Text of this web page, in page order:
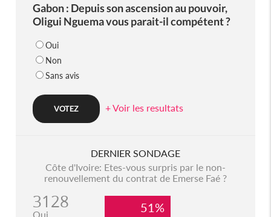
Gabon : Depuis son ascension au pouvoir,
Oligui Nguema vous parait-il compétent ?
Oui
Non
Sans avis
+ Voir les resultats
DERNIER SONDAGE
Côte d'Ivoire: Etes-vous surpris par le non-
renouvellement du contrat de Emerse Faé ?
3128
Oui 51%